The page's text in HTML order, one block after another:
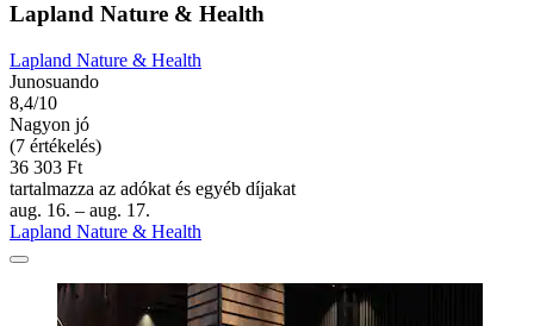
Lapland Nature & Health
Lapland Nature & Health
Junosuando
8,4/10
Nagyon jó
(7 értékelés)
36 303 Ft
tartalmazza az adókat és egyéb díjakat
aug. 16. – aug. 17.
Lapland Nature & Health